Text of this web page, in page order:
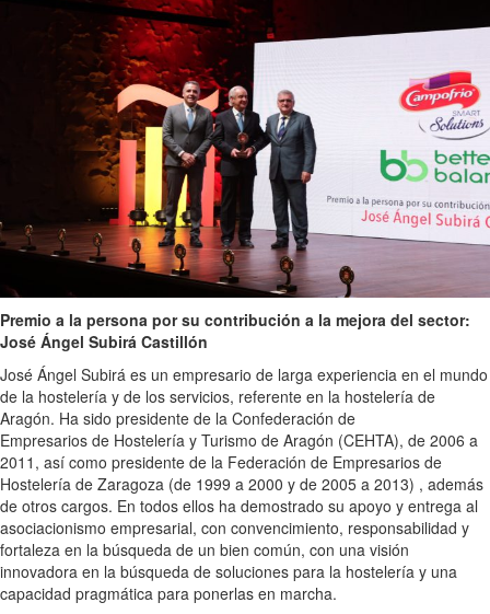
Premio a la persona por su contribución a la mejora del sector:
José Ángel Subirá Castillón
José Ángel Subirá es un empresario de larga experiencia en el mundo
de la hostelería y de los servicios, referente en la hostelería de
Aragón. Ha sido presidente de la Confederación de
Empresarios de Hostelería y Turismo de Aragón (CEHTA), de 2006 a
2011, así como presidente de la Federación de Empresarios de
Hostelería de Zaragoza (de 1999 a 2000 y de 2005 a 2013) , además
de otros cargos. En todos ellos ha demostrado su apoyo y entrega al
asociacionismo empresarial, con convencimiento, responsabilidad y
fortaleza en la búsqueda de un bien común, con una visión
innovadora en la búsqueda de soluciones para la hostelería y una
capacidad pragmática para ponerlas en marcha.